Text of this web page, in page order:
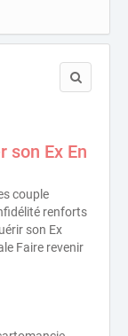
son Ex En
couple
renforts
son Ex
Faire revenir